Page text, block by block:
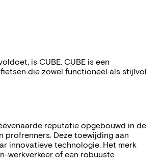
is CUBE. CUBE is een
die zowel functioneel als stijlvol
reputatie opgebouwd in de
profrenners. Deze toewijding aan
innovatieve technologie. Het merk
werkverkeer of een robuuste